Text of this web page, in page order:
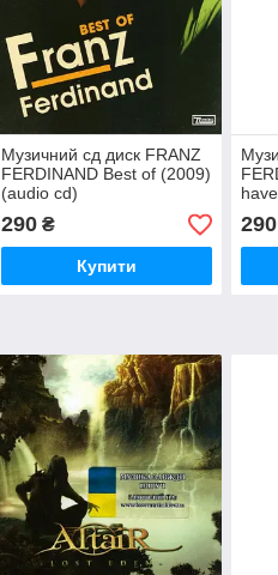
Музичний сд диск FRANZ
FERDINAND Best of (2009)
(audio cd)
290₴
Купити
290